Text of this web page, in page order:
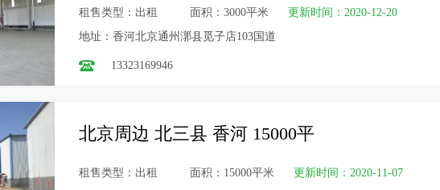
租售类型：出租 面积：3000平米
更新时间：2020-12-20
地址：香河北京通州漷县觅子店103国道
13323169946
北京周边 北三县 香河 15000平
租售类型：出租 面积：15000平米
更新时间：2020-11-07